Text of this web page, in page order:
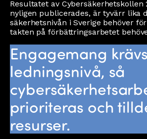
Resultatet av Cybersäkerhetskollen
nyligen publicerades, är tyvärr lika
säkerhetsnivån i Sverige behöver
takten på förbättringsarbetet
Engagemang
ledningsnivå, så
prioriteras och
resurser.